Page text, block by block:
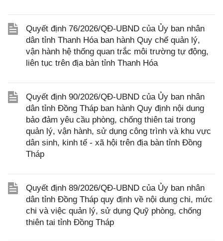
Quyết định 76/2026/QĐ-UBND của Ủy ban nhân
dân tỉnh Thanh Hóa ban hành Quy chế quản lý,
vận hành hệ thống quan trắc môi trường tự động,
liên tục trên địa bàn tỉnh Thanh Hóa
Quyết định 90/2026/QĐ-UBND của Ủy ban nhân
dân tỉnh Đồng Tháp ban hành Quy định nội dung
bảo đảm yêu cầu phòng, chống thiên tai trong
quản lý, vận hành, sử dụng công trình và khu vực
dân sinh, kinh tế - xã hội trên địa bàn tỉnh Đồng
Tháp
Quyết định 89/2026/QĐ-UBND của Ủy ban nhân
dân tỉnh Đồng Tháp quy định về nội dung chi, mức
chi và việc quản lý, sử dụng Quỹ phòng, chống
thiên tai tỉnh Đồng Tháp